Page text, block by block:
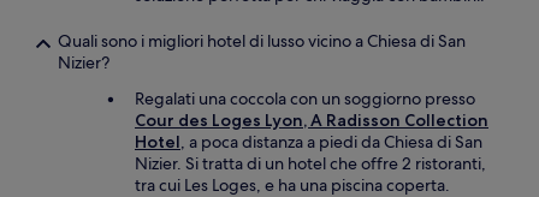
Quali sono i migliori hotel di lusso vicino a Chiesa di San
Nizier?
Regalati una coccola con un soggiorno presso
Cour des Loges Lyon, A Radisson Collection
Hotel, a poca distanza a piedi da Chiesa di San
Nizier. Si tratta di un hotel che offre 2 ristoranti,
tra cui Les Loges, e ha una piscina coperta.